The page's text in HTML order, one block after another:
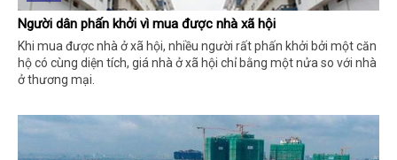
Người dân phấn khởi vì mua được nhà xã hội
Khi mua được nhà ở xã hội, nhiều người rất phấn khởi bởi một căn
hộ có cùng diện tích, giá nhà ở xã hội chỉ bằng một nửa so với nhà
ở thương mại.